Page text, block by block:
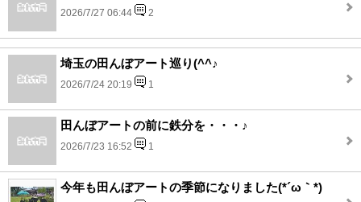
2026/7/27 06:44 2
埼玉の田んぼアート巡り(^^♪
2026/7/24 20:19 1
田んぼアートの前に鉄分を・・・♪
2026/7/23 16:52 1
今年も田んぼアートの季節になりました(*´ω｀*)